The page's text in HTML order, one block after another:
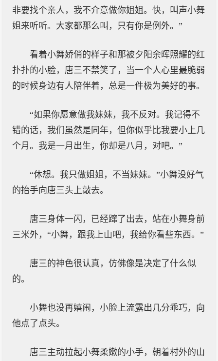
非要找个亲人，我不介意做你姐姐。快，叫声小舞
姐来听听。大家都那么叫，只有你是例外。”
看着小舞娇俏的样子和那被夕阳余晖照耀的红
扑扑的小脸，唐三不禁笑了，当一个人心里最脆弱
的时候身边有人陪伴着，总是一件极为美好的事。
“如果你愿意做我妹妹，我不反对。我记得不
错的话，我们虽然是同年，但你似乎比我要小上几
个月。我是一月出生，你却是八月，对吧。”
“休想。我只做姐姐，不当妹妹。”小舞没好气
的抬手向唐三头上敲去。
唐三身体一闪，已经蹿了出去，站在小舞身前
三米外，“小舞，跟我上山吧，我给你看些东西。”
唐三的神色很认真，仿佛像是决定了什么似
的。
小舞也没再嬉闹，小脸上流露出几分乖巧，向
他点了点头。
唐三主动拉起小舞柔嫩的小手，朝着村外的山